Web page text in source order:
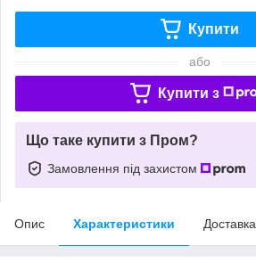
Купити
або
Купити з
Що таке купити з Пром?
Замовлення під захистом
Опис Характеристики Доставка